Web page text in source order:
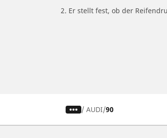
2. Er stellt fest, ob der
/ AUDI 90